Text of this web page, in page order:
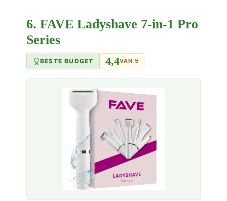
6. FAVE Ladyshave 7-in-1 Pro
Series
BESTE BUDGET 4,4VAN 5